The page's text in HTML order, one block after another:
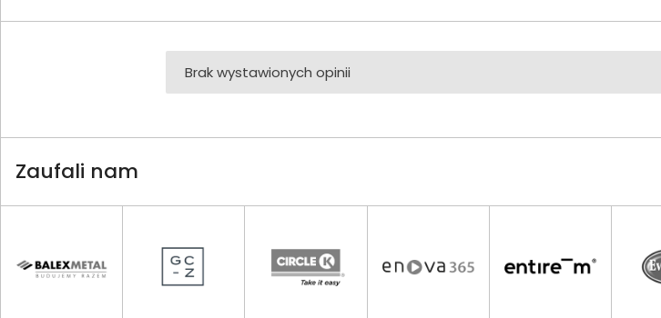
Brak wystawionych opinii
Zaufali nam